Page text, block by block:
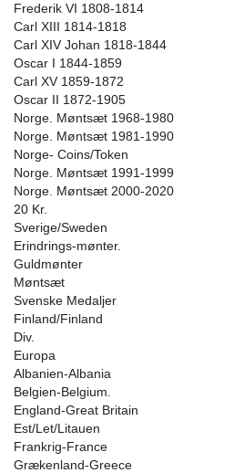
Frederik VI 1808-1814
Carl XIII 1814-1818
Carl XIV Johan 1818-1844
Oscar I 1844-1859
Carl XV 1859-1872
Oscar II 1872-1905
Norge. Møntsæt 1968-1980
Norge. Møntsæt 1981-1990
Norge- Coins/Token
Norge. Møntsæt 1991-1999
Norge. Møntsæt 2000-2020
20 Kr.
Sverige/Sweden
Erindrings-mønter.
Guldmønter
Møntsæt
Svenske Medaljer
Finland/Finland
Div.
Europa
Albanien-Albania
Belgien-Belgium.
England-Great Britain
Est/Let/Litauen
Frankrig-France
Grækenland-Greece